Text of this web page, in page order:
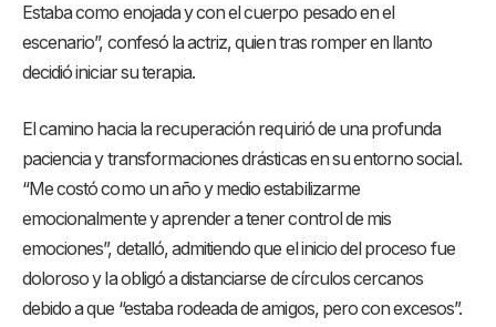
Estaba como enojada y con el cuerpo pesado en el
escenario”, confesó la actriz, quien tras romper en llanto
decidió iniciar su terapia.
El camino hacia la recuperación requirió de una profunda
paciencia y transformaciones drásticas en su entorno social.
“Me costó como un año y medio estabilizarme
emocionalmente y aprender a tener control de mis
emociones”, detalló, admitiendo que el inicio del proceso fue
doloroso y la obligó a distanciarse de círculos cercanos
debido a que “estaba rodeada de amigos, pero con excesos”.